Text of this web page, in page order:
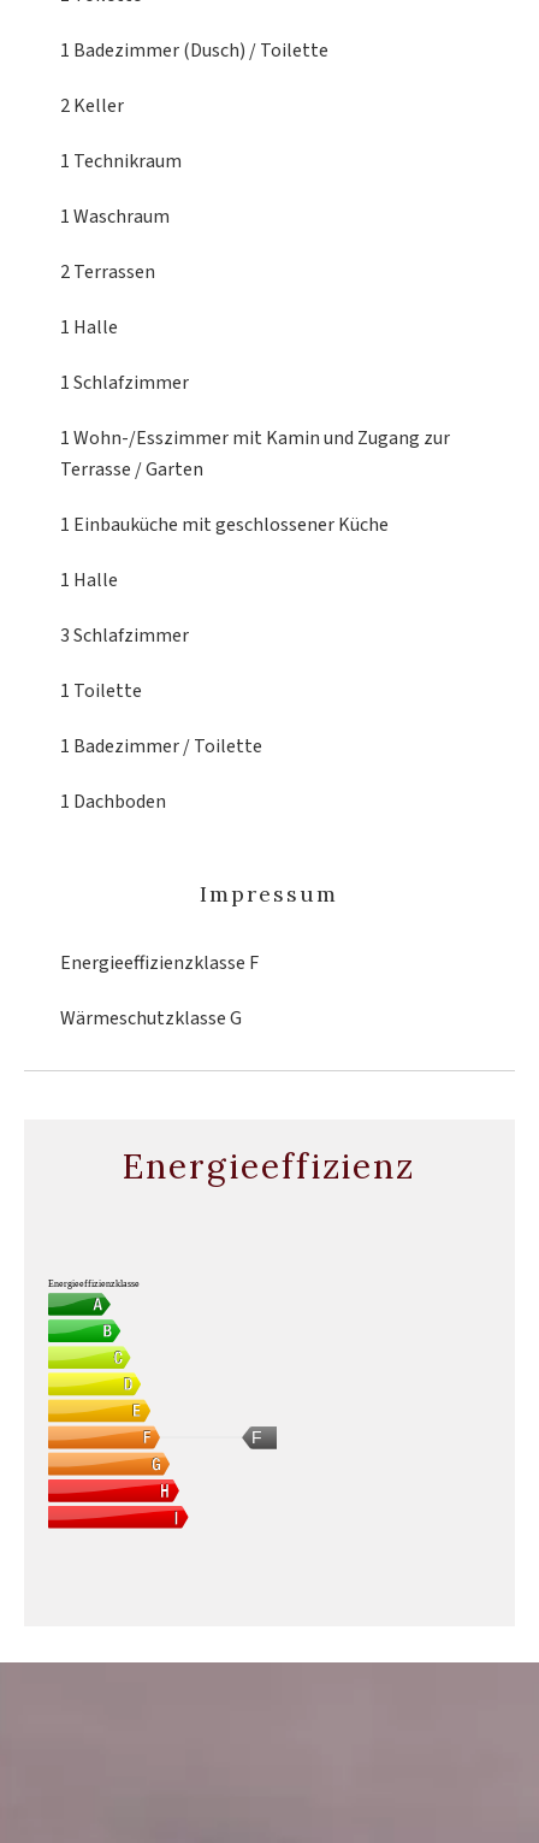
1 Badezimmer (Dusch) / Toilette
2 Keller
1 Technikraum
1 Waschraum
2 Terrassen
1 Halle
1 Schlafzimmer
1 Wohn-/Esszimmermit Kamin und Zugang zur
Terrasse / Garten
1 Einbauküche mit geschlossener Küche
1 Halle
3 Schlafzimmer
1 Toilette
1 Badezimmer / Toilette
1 Dachboden
Impressum
Energieeffizienzklasse F
WärmeschutzklasseG
Energieeffizienz
F
Energieeffizienzklasse